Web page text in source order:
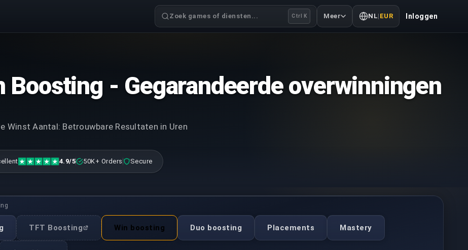
Zoek games of diensten... Ctrl K Meer NL| EUR Inloggen
Boosting - Gegarandeerde overwinningen
Winst Aantal: Betrouwbare Resultaten in Uren
4.9/5 50K+ Orders Secure
TFT Boosting Win boosting Duo boosting Placements Mastery